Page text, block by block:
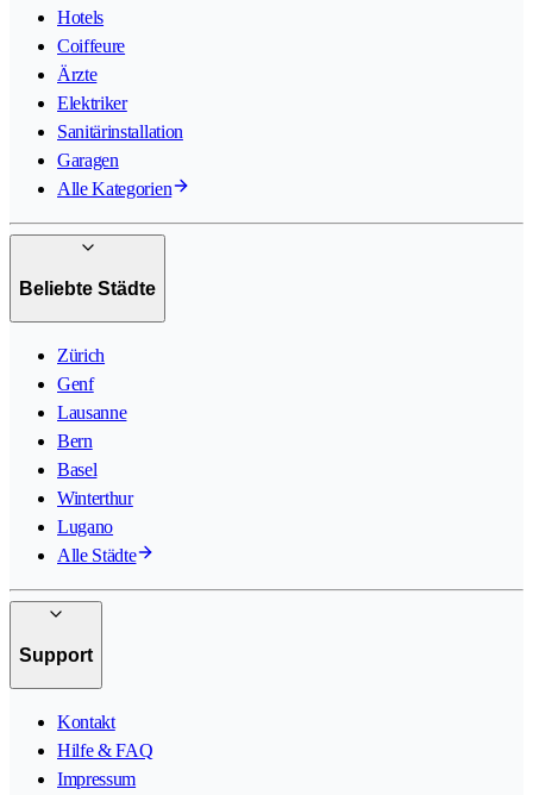
Hotels
Coiffeure
Ärzte
Elektriker
Sanitärinstallation
Garagen
Alle Kategorien
Beliebte Städte
Zürich
Genf
Lausanne
Bern
Basel
Winterthur
Lugano
Alle Städte
Support
Kontakt
Hilfe & FAQ
Impressum